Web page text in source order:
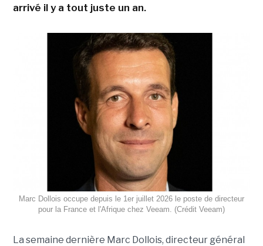
arrivé il y a tout juste un an.
Marc Dollois occupe depuis le 1er juillet 2026 le poste de directeur
pour la France et l'Afrique chez Veeam. (Crédit Veeam)
La semaine dernière Marc Dollois, directeur général